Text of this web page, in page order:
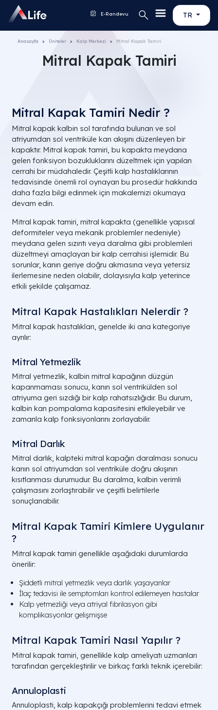
TR
E-Randevu
Anasayfa Üniteler Kalp Merkezi Mitral Kapak Tamiri
Mitral Kapak Tamiri
Mitral Kapak Tamiri Nedir ?
Mitral kapak kalbin sol tarafında bulunan ve sol
atriyumdan sol ventriküle kan akışını düzenleyen bir
kapaktır. Mitral kapak tamiri, bu kapakta meydana
gelen fonksiyon bozukluklarını düzeltmek için yapılan
cerrahi bir müdahaledir. Çeşitli kalp hastalıklarının
tedavisinde önemli rol oynayan bu prosedür hakkında
daha fazla bilgi edinmek için makalemizi okumaya
devam edin.
Mitral kapak tamiri, mitral kapakta (genellikle yapısal
deformiteler veya mekanik problemler nedeniyle)
meydana gelen sızıntı veya daralma gibi problemleri
düzeltmeyi amaçlayan bir kalp cerrahisi işlemidir. Bu
sorunlar, kanın geriye doğru akmasına veya yetersiz
ilerlemesine neden olabilir, dolayısıyla kalp yeterince
etkili şekilde çalışamaz.
Mitral Kapak Hastalıkları Nelerdir ?
Mitral kapak hastalıkları, genelde iki ana kategoriye
ayrılır:
Mitral Yetmezlik
Mitral yetmezlik, kalbin mitral kapağının düzgün
kapanmaması sonucu, kanın sol ventrikülden sol
atriyuma geri sızdığı bir kalp rahatsızlığıdır. Bu durum,
kalbin kan pompalama kapasitesini etkileyebilir ve
zamanla kalp fonksiyonlarını zorlayabilir.
Mitral Darlık
Mitral darlık, kalpteki mitral kapağın daralması sonucu
kanın sol atriyumdan sol ventriküle doğru akışının
kısıtlanması durumudur. Bu daralma, kalbin verimli
çalışmasını zorlaştırabilir ve çeşitli belirtilerle
sonuçlanabilir.
Mitral Kapak Tamiri Kimlere Uygulanır
?
Mitral kapak tamiri genellikle aşağıdaki durumlarda
önerilir:
Şiddetli mitral yetmezlik veya darlık yaşayanlar
İlaç tedavisi ile semptomları kontrol edilemeyen hastalar
Kalp yetmezliği veya atriyal fibrilasyon gibi
komplikasyonlar gelişmişse
Mitral Kapak Tamiri Nasıl Yapılır ?
Mitral kapak tamiri, genellikle kalp ameliyatı uzmanları
tarafından gerçekleştirilir ve birkaç farklı teknik içerebilir:
Annuloplasti
Annuloplasti, kalp kapakçığı problemlerini tedavi etmek